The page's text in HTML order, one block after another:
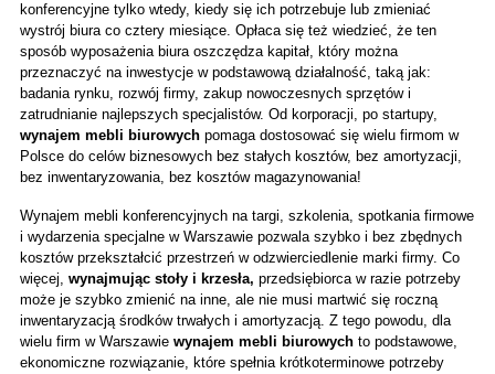
konferencyjne tylko wtedy, kiedy się ich potrzebuje lub zmieniać
wystrój biura co cztery miesiące. Opłaca się też wiedzieć, że ten
sposób wyposażenia biura oszczędza kapitał, który można
przeznaczyć na inwestycje w podstawową działalność, taką jak:
badania rynku, rozwój firmy, zakup nowoczesnych sprzętów i
wynajem mebli biurowych pomaga dostosować się wielu firmom w
Polsce do celów biznesowych bez stałych kosztów, bez amortyzacji,
bez inwentaryzowania, bez kosztów magazynowania!
Wynajem mebli konferencyjnych na targi, szkolenia, spotkania firmowe
i wydarzenia specjalne w Warszawie pozwala szybko i bez zbędnych
kosztów przekształcić przestrzeń w odzwierciedlenie marki firmy. Co
więcej, wynajmując stoły i krzesła, przedsiębiorca w razie potrzeby
może je szybko zmienić na inne, ale nie musi martwić się roczną
inwentaryzacją środków trwałych i amortyzacją. Z tego powodu, dla
wielu firm w Warszawie wynajem mebli biurowych to podstawowe,
ekonomiczne rozwiązanie, które spełnia krótkoterminowe potrzeby